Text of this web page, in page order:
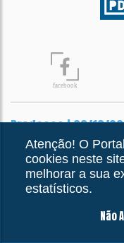
Atenção! O
cookies neste
melhorar a sua
estatísticos.
facebook
Bradesco | 09/10/
ACT para
Registro
Jornada de
Acordo referente